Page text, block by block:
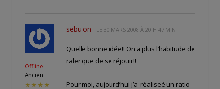
Offline
Ancien
★★★★
sebulon LE 30 MARS 2008 À 20 H 47 MIN
Quelle bonne idée!! On a plus l’habitude de
raler que de se réjouir!!
Pour moi, aujourd’hui j’ai réaliseé un ratio